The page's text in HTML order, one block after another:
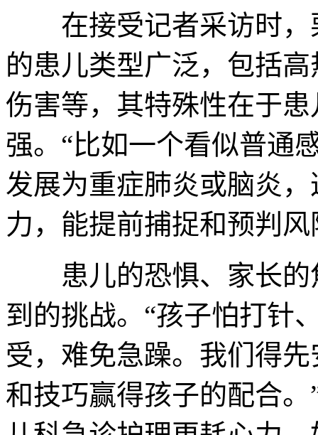
在接受记者采访时，
的患儿类型广泛，包括
伤害等，其特殊性在于
强。“比如一个看似普通
发展为重症肺炎或脑炎
力，能提前捕捉和预判风
患儿的恐惧、家长的
到的挑战。“孩子怕打针
受，难免急躁。我们得
和技巧赢得孩子的配合